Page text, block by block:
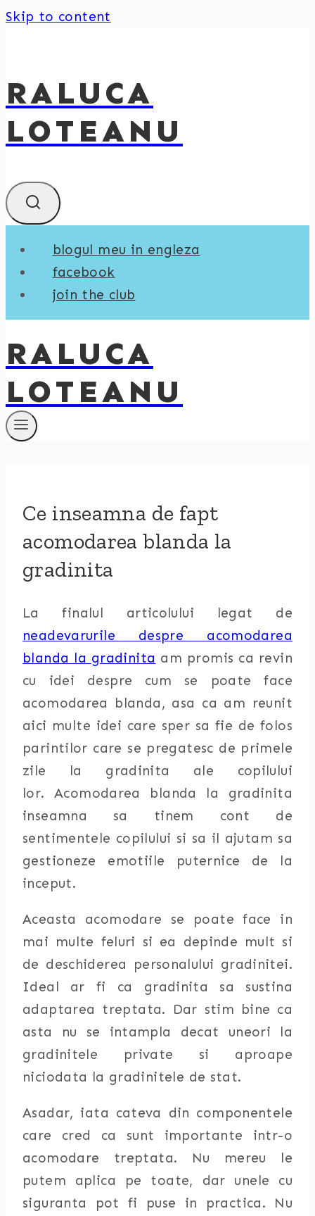
Skip to content
RALUCA
LOTEANU
blogul meu in engleza
facebook
join the club
RALUCA
LOTEANU
Ce inseamna de fapt
acomodarea blanda la
gradinita
La finalul articolului legat de
neadevarurile despre acomodarea
blanda la gradinita am promis ca revin
cu idei despre cum se poate face
acomodarea blanda, asa ca am reunit
aici multe idei care sper sa fie de folos
parintilor care se pregatesc de primele
zile la gradinita ale copilului
lor.Acomodarea blanda la gradinita
inseamna sa tinem cont de
sentimentele copilului si sa il ajutam sa
gestioneze emotiile puternice de la
inceput.
Aceasta acomodare se poate face in
mai multe feluri si ea depinde mult si
de deschiderea personalului gradinitei.
Ideal ar fi ca gradinita sa sustina
adaptarea treptata. Dar stim bine ca
asta nu se intampla decat uneori la
gradinitele private si aproape
niciodata la gradinitele de stat.
Asadar, iata cateva din componentele
care cred ca sunt importante intr-o
acomodare treptata. Nu mereu le
putem aplica pe toate, dar unele cu
siguranta pot fi puse in practica. Nu